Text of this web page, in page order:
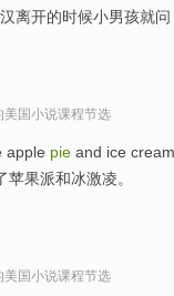
离开的时候小男孩就问
国小说课程节选
apple pie and ice cream.
果派和冰激凌。
国小说课程节选